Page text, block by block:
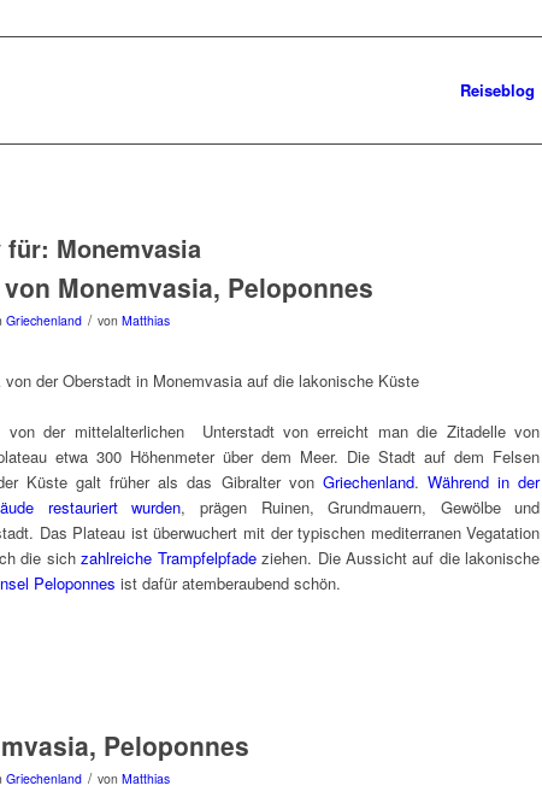
Reiseblog
für: Monemvasia
Monemvasia, Peloponnes
Griechenland / von Matthias
von der mittelalterlichen Unterstadt von erreicht man die Zitadelle von
etwa 300 Höhenmeter über dem Meer. Die Stadt auf dem Felsen
Küste galt früher als das Gibralter von Griechenland. Während in der
restauriert wurden, prägen Ruinen, Grundmauern, Gewölbe und
Das Plateau ist überwuchert mit der typischen mediterranen Vegatation
die sichzahlreiche Trampfelpfadeziehen. Die Aussicht auf die lakonische
Peloponnes ist dafür atemberaubend schön.
Peloponnes
Griechenland / von Matthias